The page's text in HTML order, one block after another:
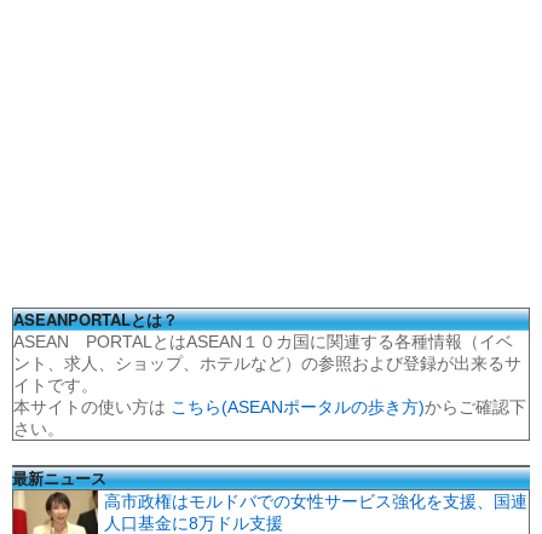
ASEANPORTALとは？
ASEAN PORTALとはASEAN１０カ国に関連する各種情報（イベ
ント、求人、ショップ、ホテルなど）の参照および登録が出来るサ
イトです。
本サイトの使い方は こちら(ASEANポータルの歩き方)からご確認下
さい。
最新ニュース
高市政権はモルドバでの女性サービス強化を支援、国連
人口基金に8万ドル支援